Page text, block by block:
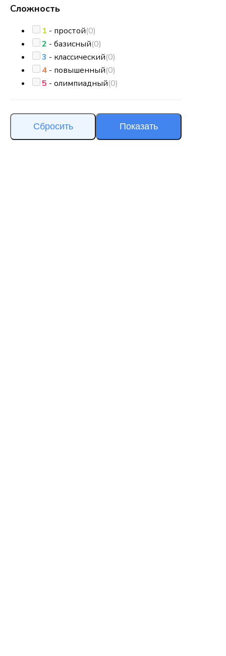
Сложность
1 - простой(0)
2 - базисный(0)
3 - классический(0)
4 - повышенный(0)
5 - олимпиадный(0)
Сбросить Показать